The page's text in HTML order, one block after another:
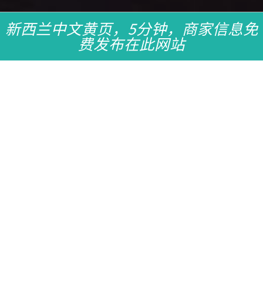
新西兰中文黄页，5分钟，商家信息免
费发布在此网站